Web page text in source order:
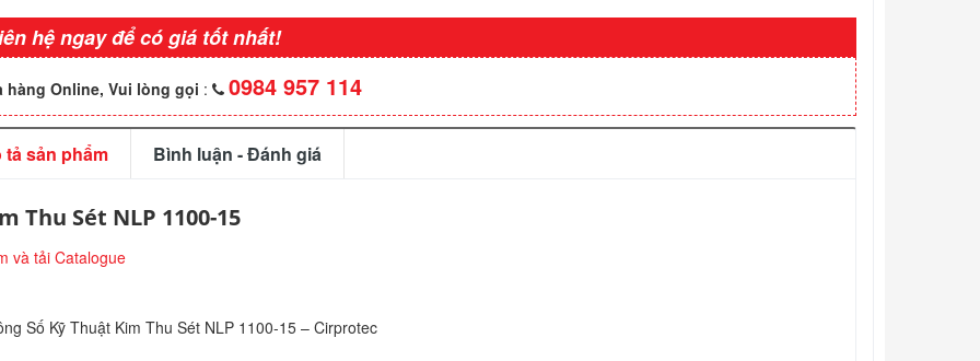
hệ ngay để có giá tốt nhất!
hàng Online, Vui lòng gọi : 0984 957 114
tả sản phẩm Bình luận - Đánh giá
Thu Sét NLP 1100-15
và tải Catalogue
Số Kỹ Thuật Kim Thu Sét NLP 1100-15 – Cirprotec